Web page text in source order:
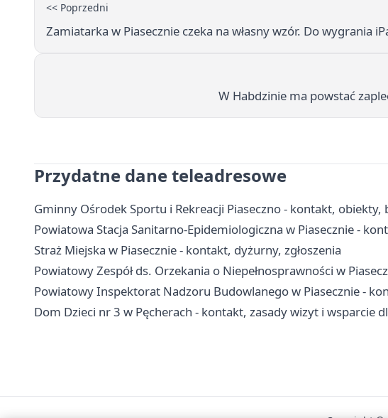
<< Poprzedni
Zamiatarka w Piasecznie czeka na własny wzór. Do wygrania
W Habdzinie ma powstać
Przydatne dane teleadresowe
Gminny Ośrodek Sportu i Rekreacji Piaseczno - kontakt,
Powiatowa Stacja Sanitarno-Epidemiologiczna w Piasecznie -
Straż Miejska w Piasecznie - kontakt, dyżurny, zgłoszenia
Powiatowy Zespół ds. Orzekania o Niepełnosprawności w
Powiatowy Inspektorat Nadzoru Budowlanego w Piasecznie -
Dom Dzieci nr 3 w Pęcherach - kontakt, zasady wizyt i wsparcie